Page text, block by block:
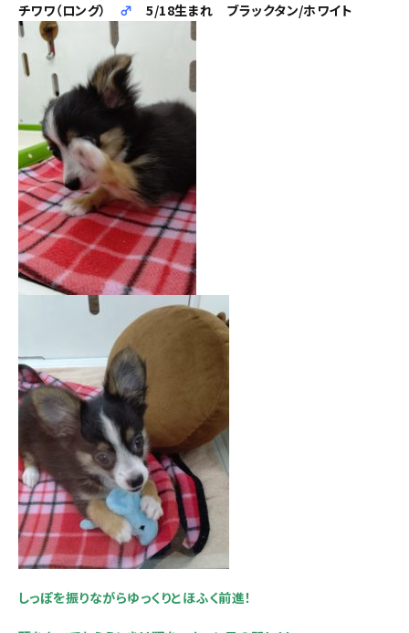
チワワ（ロング） ♂ 5/18生まれ ブラックタン/ホワイト
しっぽを振りながらゆっくりとほふく前進！